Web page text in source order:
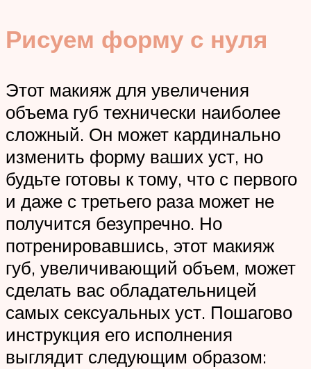
Рисуем форму с нуля
Этот макияж для увеличения
объема губ технически наиболее
сложный. Он может кардинально
изменить форму ваших уст, но
будьте готовы к тому, что с первого
и даже с третьего раза может не
получится безупречно. Но
потренировавшись, этот макияж
губ, увеличивающий объем, может
сделать вас обладательницей
самых сексуальных уст. Пошагово
инструкция его исполнения
выглядит следующим образом: